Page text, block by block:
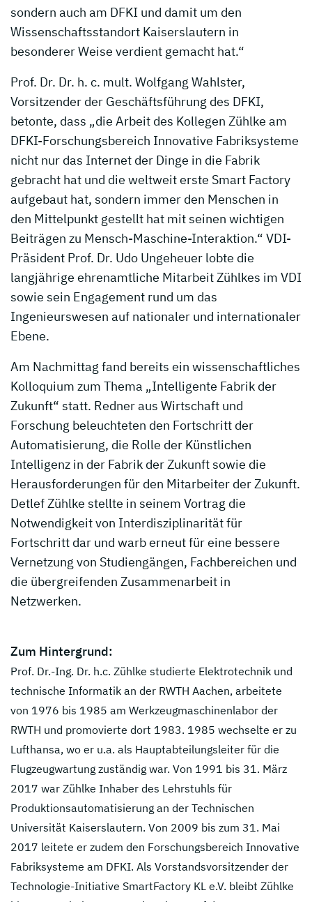
sondern auch am DFKI und damit um den
Wissenschaftsstandort Kaiserslautern in
besonderer Weise verdient gemacht hat.“
Prof. Dr. Dr. h. c. mult. Wolfgang Wahlster,
Vorsitzender der Geschäfts­führung des DFKI,
betonte, dass „die Arbeit des Kollegen Zühlke am
DFKI-Forschungsbereich Innovative Fabriksysteme
nicht nur das Internet der Dinge in die Fabrik
gebracht hat und die weltweit erste Smart Factory
aufgebaut hat, sondern immer den Menschen in
den Mittelpunkt gestellt hat mit seinen wichtigen
Beiträgen zu Mensch-Maschine-Interaktion.“ VDI-
Präsident Prof. Dr. Udo Ungeheuer lobte die
langjährige ehrenamtliche Mitarbeit Zühlkes im VDI
sowie sein Engagement rund um das
Ingenieurswesen auf nationaler und internationaler
Ebene.
Am Nachmittag fand bereits ein wissenschaftliches
Kolloquium zum Thema „Intelligente Fabrik der
Zukunft“ statt. Redner aus Wirtschaft und
Forschung beleuchteten den Fortschritt der
Automatisierung, die Rolle der Künstlichen
Intelligenz in der Fabrik der Zukunft sowie die
Herausforderungen für den Mitarbeiter der Zukunft.
Detlef Zühlke stellte in seinem Vortrag die
Notwendigkeit von Interdisziplinarität für
Fortschritt dar und warb erneut für eine bessere
Vernetzung von Studiengängen, Fachbereichen und
die übergreifenden Zusammenarbeit in
Netzwerken.
Zum Hintergrund:
Prof. Dr.-Ing. Dr. h.c. Zühlke studierte Elektrotechnik und
technische Informatik an der RWTH Aachen, arbeitete
von 1976 bis 1985 am Werkzeugmaschinenlabor der
RWTH und promovierte dort 1983. 1985 wechselte er zu
Lufthansa, wo er u.a. als Hauptabteilungsleiter für die
Flugzeugwartung zuständig war. Von 1991 bis 31. März
2017 war Zühlke Inhaber des Lehrstuhls für
Produktionsautomatisierung an der Technischen
Universität Kaiserslautern. Von 2009 bis zum 31. Mai
2017 leitete er zudem den Forschungsbereich Innovative
Fabriksysteme am DFKI. Als Vorstandsvorsitzender der
Technologie-Initiative SmartFactory KL e.V. bleibt Zühlke